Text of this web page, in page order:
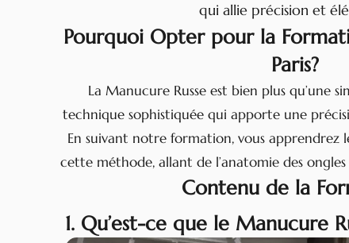
qui allie précision et
Pourquoi Opter pour la
Paris?
La Manucure Russe est bien plus qu’une
technique sophistiquée qui apporte une
En suivant notre formation, vous apprendrez
cette méthode, allant de l’anatomie des
Contenu de la
1. Qu’est-ce que le Manucure